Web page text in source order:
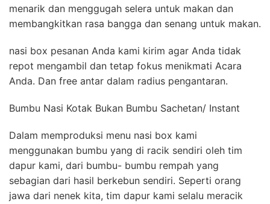
menarik dan menggugah selera untuk makan dan
membangkitkan rasa bangga dan senang untuk makan.
nasi box pesanan Anda kami kirim agar Anda tidak
repot mengambil dan tetap fokus menikmati Acara
Anda. Dan free antar dalam radius pengantaran.
Bumbu Nasi Kotak Bukan Bumbu Sachetan/ Instant
Dalam memproduksi menu nasi box kami
menggunakan bumbu yang di racik sendiri oleh tim
dapur kami, dari bumbu- bumbu rempah yang
sebagian dari hasil berkebun sendiri. Seperti orang
jawa dari nenek kita, tim dapur kami selalu meracik